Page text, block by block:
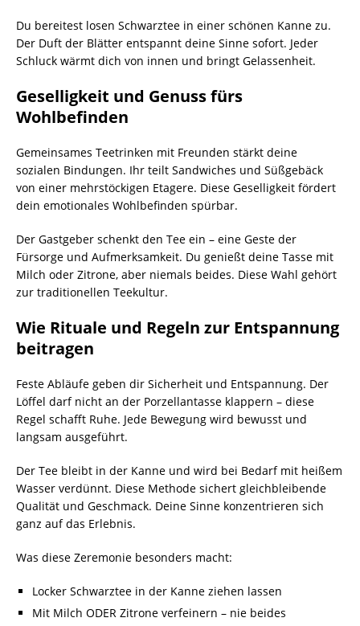
Du bereitest losen Schwarztee in einer schönen Kanne zu.
Der Duft der Blätter entspannt deine Sinne sofort. Jeder
Schluck wärmt dich von innen und bringt Gelassenheit.
Geselligkeit und Genuss fürs
Wohlbefinden
Gemeinsames Teetrinken mit Freunden stärkt deine
sozialen Bindungen. Ihr teilt Sandwiches und Süßgebäck
von einer mehrstöckigen Etagere. Diese Geselligkeit fördert
dein emotionales Wohlbefinden spürbar.
Der Gastgeber schenkt den Tee ein – eine Geste der
Fürsorge und Aufmerksamkeit. Du genießt deine Tasse mit
Milch oder Zitrone, aber niemals beides. Diese Wahl gehört
zur traditionellen Teekultur.
Wie Rituale und Regeln zur Entspannung
beitragen
Feste Abläufe geben dir Sicherheit und Entspannung. Der
Löffel darf nicht an der Porzellantasse klappern – diese
Regel schafft Ruhe. Jede Bewegung wird bewusst und
langsam ausgeführt.
Der Tee bleibt in der Kanne und wird bei Bedarf mit heißem
Wasser verdünnt. Diese Methode sichert gleichbleibende
Qualität und Geschmack. Deine Sinne konzentrieren sich
ganz auf das Erlebnis.
Was diese Zeremonie besonders macht:
Locker Schwarztee in der Kanne ziehen lassen
Mit Milch ODER Zitrone verfeinern – nie beides